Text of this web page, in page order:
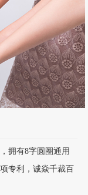
拥有8字圆圈通用
专利，诚焱千裁百